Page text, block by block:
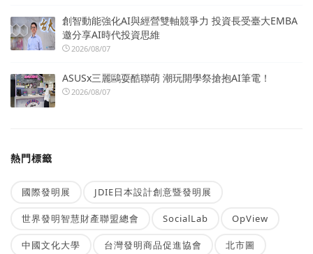
創智動能強化AI與經營雙軸競爭力 投資長受臺大EMBA
邀分享AI時代投資思維
2026/08/07
ASUSx三麗鷗耍酷聯萌 潮玩開學祭搶抱AI筆電！
2026/08/07
熱門標籤
國際發明展 JDIE日本設計創意暨發明展
世界發明智慧財產聯盟總會 SocialLab OpView
中國文化大學 台灣發明商品促進協會 北市圖